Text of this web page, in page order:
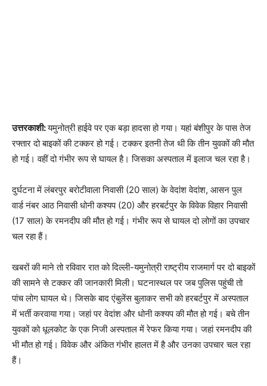
उत्तरकाशी:यमुनोत्री हाईवे पर एक बड़ा हादसा हो गया। यहां बंशीपुर के पास तेज
रफ्तार दो बाइकों की टक्कर हो गई। टक्कर इतनी तेज थी कि तीन युवकों की मौत
हो गई। वहीं दो गंभीर रूप से घायल है। जिसका अस्पताल में इलाज चल रहा है।
दुर्घटना में लंबरपुर बरोटीवाला निवासी (20 साल) के वेदांश वेदांश, आसन पुल
वार्ड नंबर आठ निवासी धोनी कश्यप (20) और हरबर्टपुर के विवेक विहार निवासी
(17 साल) के रमनदीप की मौत हो गई। गंभीर रूप से घायल दो लोगों का उपचार
चल रहा हैं।
खबरों की माने तो रविवार रात को दिल्ली-यमुनोत्री राष्ट्रीय राजमार्ग पर दो बाइकों
की सामने से टक्कर की जानकारी मिली। घटनास्थल पर जब पुलिस पहुंची तो
पांच लोग घायल थे। जिसके बाद एंबुलेंस बुलाकर सभी को हरबर्टपुर में अस्पताल
में भर्ती करवाया गया। जहां पर वेदांश और धोनी कश्यप की मौत हो गई। बचे तीन
युवकों को धूलकोट के एक निजी अस्पताल में रेफर किया गया। जहां रमनदीप की
भी मौत हो गई। विवेक और अंकित गंभीर हालत में है और उनका उपचार चल रहा
हैं।